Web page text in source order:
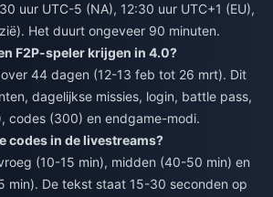
uur UTC-5 (NA), 12:30 uur UTC+1 (EU),
Het duurt ongeveer 90 minuten.
F2P-speler krijgen in 4.0?
44 dagen (12-13 feb tot 26 mrt). Dit
dagelijkse missies, login, battle pass,
codes (300) en endgame-modi.
codes in de livestreams?
(10-15 min), midden (40-50 min) en
min). De tekst staat 15-30 seconden op